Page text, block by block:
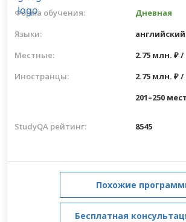
Форма обучения:
Дневная
Языки:
английский
Местные:
2.75 млн. ₽
Иностранцы:
2.75 млн. ₽
201–250
StudyQA рейтинг: 8545
Похожие
Бесплатная